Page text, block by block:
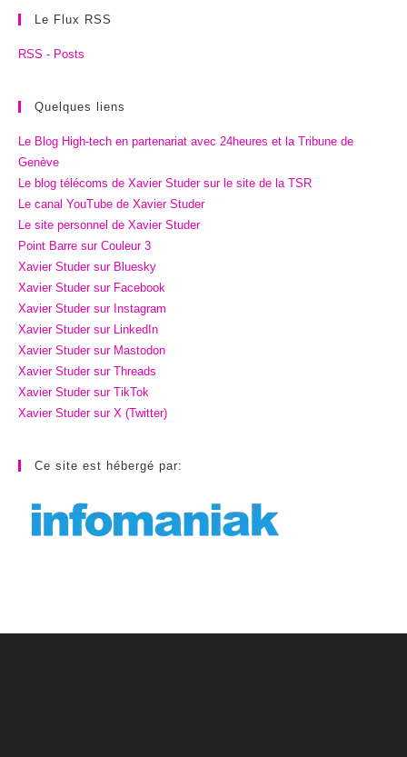
Le Flux RSS
RSS - Posts
Quelques liens
Le Blog High-tech en partenariat avec 24heures et la Tribune de
Genève
Le blog télécoms de Xavier Studer sur le site de la TSR
Le canal YouTube de Xavier Studer
Le site personnel de Xavier Studer
Point Barre sur Couleur 3
Xavier Studer sur Bluesky
Xavier Studer sur Facebook
Xavier Studer sur Instagram
Xavier Studer sur LinkedIn
Xavier Studer sur Mastodon
Xavier Studer sur Threads
Xavier Studer sur TikTok
Xavier Studer sur X (Twitter)
Ce site est hébergé par: